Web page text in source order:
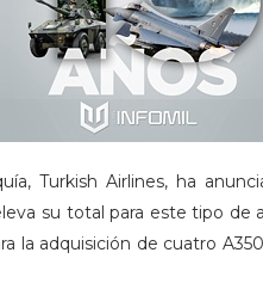
Turkish Airlines, ha
su total para este tipo
la adquisición de cuatro